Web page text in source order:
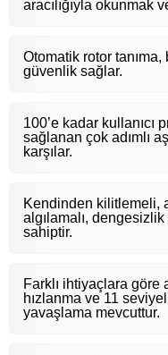
aracılığıyla okunmak
Otomatik rotor
güvenlik sağlar.
100’e kadar kullanıcı
sağlanan çok adımlı
karşılar.
Kendinden kilitlemeli,
algılamalı,
sahiptir.
Farklı ihtiyaçlara
hızlanma ve 11
yavaşlama mevcuttur.